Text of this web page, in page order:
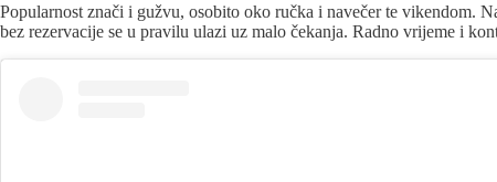
Popularnost znači i gužvu, osobito oko ručka i navečer te vikendom.
bez rezervacije se u pravilu ulazi uz malo čekanja. Radno vrijeme i